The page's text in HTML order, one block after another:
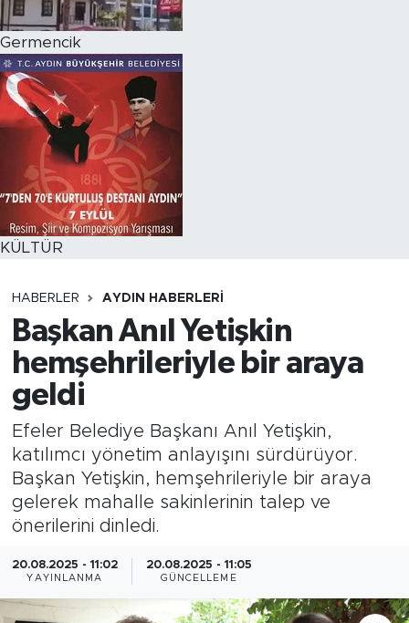
Germencik
KÜLTÜR
HABERLER AYDIN HABERLERI
Başkan Anıl Yetişkin
hemşehrileriyle bir araya
geldi
Efeler Belediye Başkanı Anıl Yetişkin,
katılımcı yönetim anlayışını sürdürüyor.
Başkan Yetişkin, hemşehrileriyle bir araya
gelerek mahalle sakinlerinin talep ve
önerilerini dinledi.
20.08.2025 - 11:02
YAYINLANMA
20.08.2025 - 11:05
GÜNCELLEME